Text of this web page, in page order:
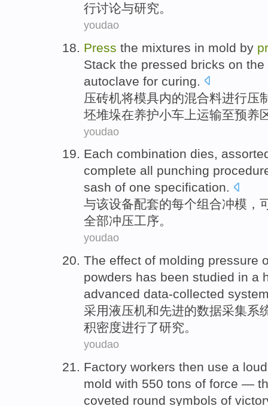
行讨论与研究。
youdao
Press the mixtures in mold by
Stack the pressed bricks on the
autoclave for curing
压砖机将模具内的混合料进行压
坯堆垛在养护小车 上运输至预养
youdao
Each combination dies,
complete all punching
sash of one specification.
与该设备配套的每个组合冲模 ，
全部冲压工序。
youdao
The effect of molding pressure
powders has been studied in a
advanced data-collected
采用液压机和先进的数据采集系
积密度进行了研究。
youdao
Factory workers then use a loud
mold with 550 tons of force —
coveted round symbols of